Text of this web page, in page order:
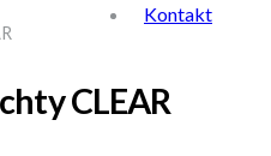
Kontakt
CLEAR